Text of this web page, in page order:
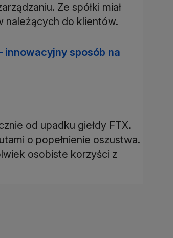
Ze spółki miał
należących do klientów.
innowacyjny sposób na
od upadku giełdy FTX.
o popełnienie oszustwa.
osobiste korzyści z